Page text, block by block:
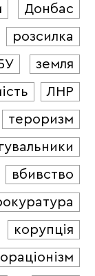
Донбас
розсилка
земля
ЛНР
тероризм
вбивство
корупція